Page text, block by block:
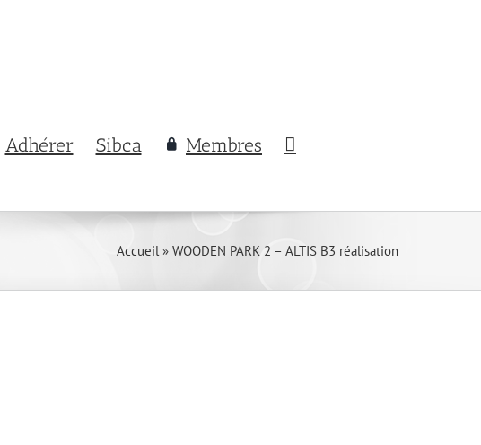
Adhérer Sibca Membres
Accueil » WOODEN PARK 2 – ALTIS B3 réalisation